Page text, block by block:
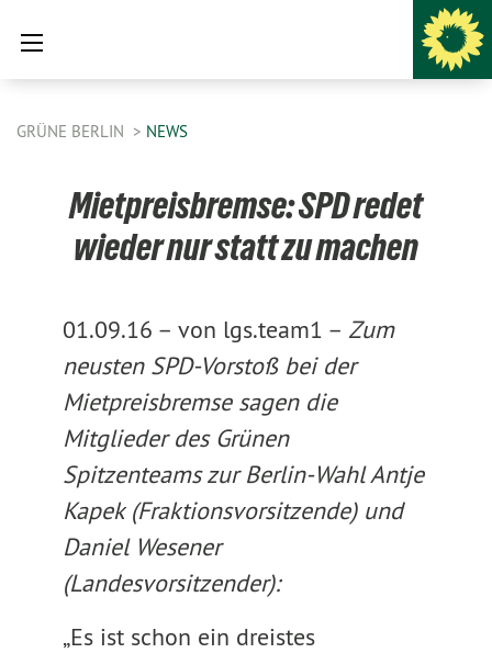
GRÜNE BERLIN NEWS
Mietpreisbremse: SPD redet
wieder nur statt zu machen
01.09.16 – von lgs.team1 – Zum
neusten SPD-Vorstoß bei der
Mietpreisbremse sagen die
Mitglieder des Grünen
Spitzenteams zur Berlin-Wahl Antje
Kapek (Fraktionsvorsitzende) und
Daniel Wesener
(Landesvorsitzender):
„Es ist schon ein dreistes